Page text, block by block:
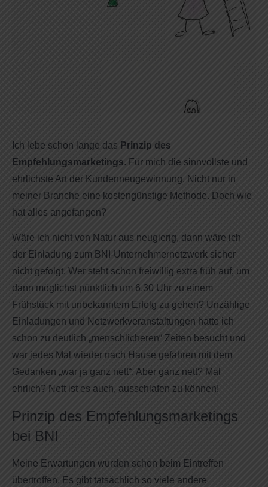
Empfehlungsmarketings
Ich lebe schon lange das Prinzip des
Empfehlungsmarketings. Für mich die sinnvollste und
ehrlichste Art der Kundenneugewinnung. Nicht nur in
meiner Branche eine kostengünstige Methode. Doch wie
hat alles angefangen?
Wäre ich nicht von Natur aus neugierig, dann wäre ich
der Einladung zum BNI-Unternehmernetzwerk sicher
nicht gefolgt. Wer steht schon freiwillig extra früh auf, um
dann möglichst pünktlich um 6.30 Uhr zu einem
Frühstück mit unbekanntem Erfolg zu gehen? Unzählige
Einladungen und Netzwerkveranstaltungen hatte ich
schon zu deutlich „menschlicheren“ Zeiten besucht und
war jedes Mal wieder nach Hause gefahren mit dem
Gedanken „war ja ganz nett“. Aber ganz nett? Mal
ehrlich? Nett ist es auch, ausschlafen zu können!
Prinzip des Empfehlungsmarketings
bei BNI
Meine Erwartungen wurden schon beim Eintreffen
übertroffen. Es gibt tatsächlich so viele andere